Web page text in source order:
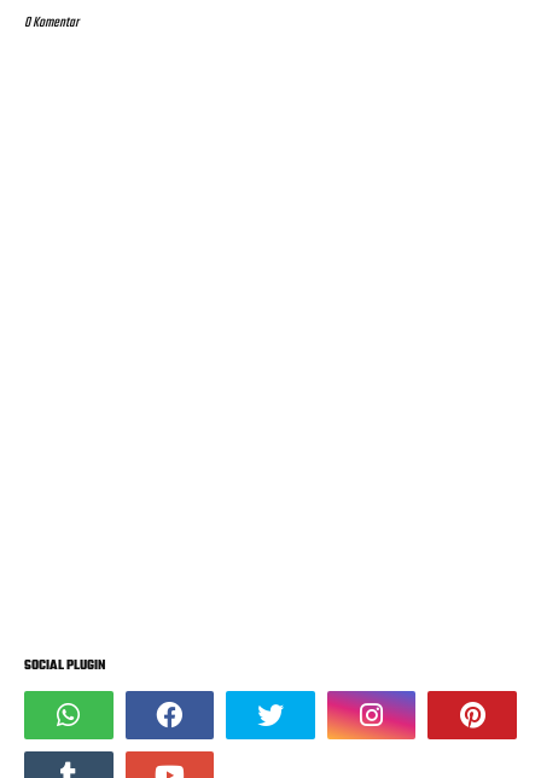
0 Komentar
SOCIAL PLUGIN